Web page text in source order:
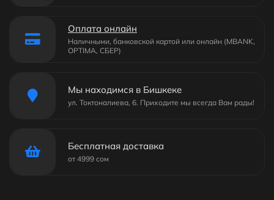
Оплата онлайн
Наличными, банковской картой или онлайн (MBANK,
OPTIMA, СБЕР)
Мы находимся в Бишкеке
ул. Токтоналиева, 6. Приходите мы всегда Вам рады!
Бесплатная доставка
от 4999 сом